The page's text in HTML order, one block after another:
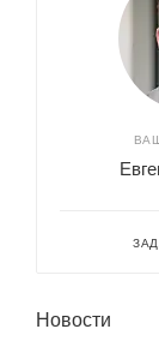
Новости